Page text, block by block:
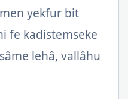
yekfur bit
fe kadistemseke
lehâ, vallâhu